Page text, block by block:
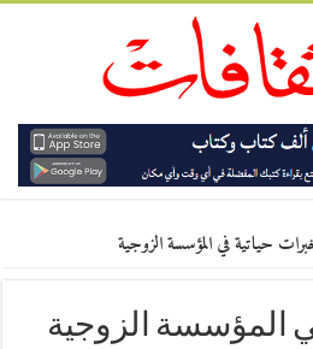
حياتية في المؤسسة الزوجية
المؤسسة الزوجية